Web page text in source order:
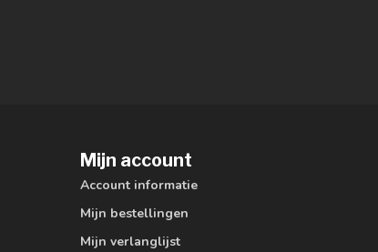
Mijn account
Account informatie
Mijn bestellingen
Mijn verlanglijst